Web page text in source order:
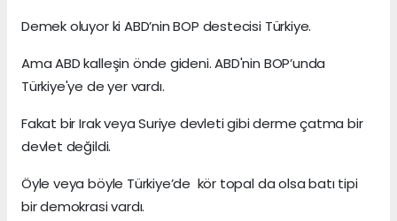
Demek oluyor ki ABD’nin BOP destecisi Türkiye.
Ama ABD kalleşin önde gideni. ABD'nin BOP’unda
Türkiye'ye de yer vardı.
Fakat bir Irak veya Suriye devleti gibi derme çatma bir
devlet değildi.
Öyle veya böyle Türkiye’de kör topal da olsa batı tipi
bir demokrasi vardı.